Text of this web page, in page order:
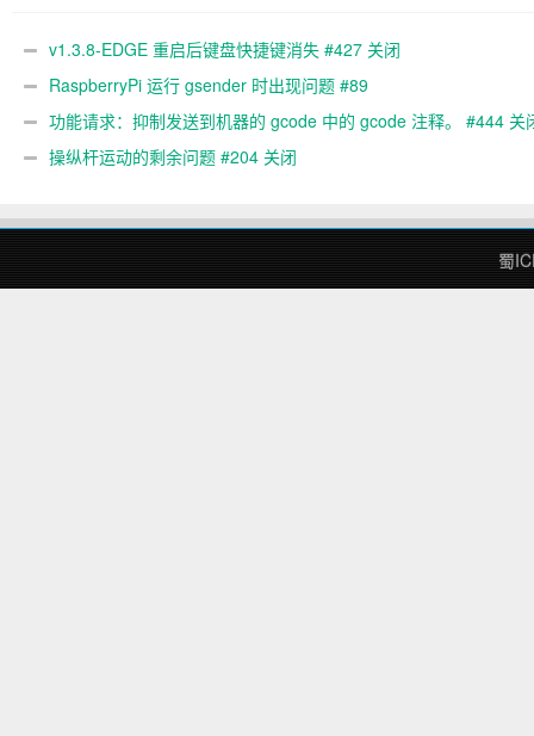
v1.3.8-EDGE 重启后键盘快捷键消失 #427 关闭
RaspberryPi 运行 gsender 时出现问题 #89
功能请求：抑制发送到机器的 gcode 中的 gcode 注释。 #444 关
操纵杆运动的剩余问题 #204 关闭
蜀